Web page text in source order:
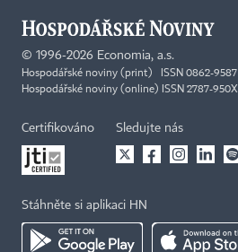
© 1996-2026 Economia, a.s.
Hospodářské noviny (print) ISSN 0862-9587
Hospodářské noviny (online) ISSN 2787-950X
Certifikováno Sledujte nás
Stáhněte si aplikaci HN